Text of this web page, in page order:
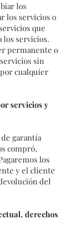
los
los servicios o
que
los servicios.
permanente o
sin
cualquier
servicios y
garantía
compró,
los
y el cliente
del
derechos